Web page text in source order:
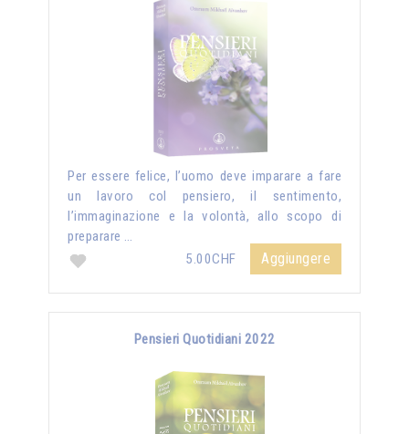
Per essere felice, l’uomo deve imparare a fare
un lavoro col pensiero, il sentimento,
l’immaginazione e la volontà, allo scopo di
preparare …
5.00CHF
Aggiungere
Pensieri Quotidiani 2022